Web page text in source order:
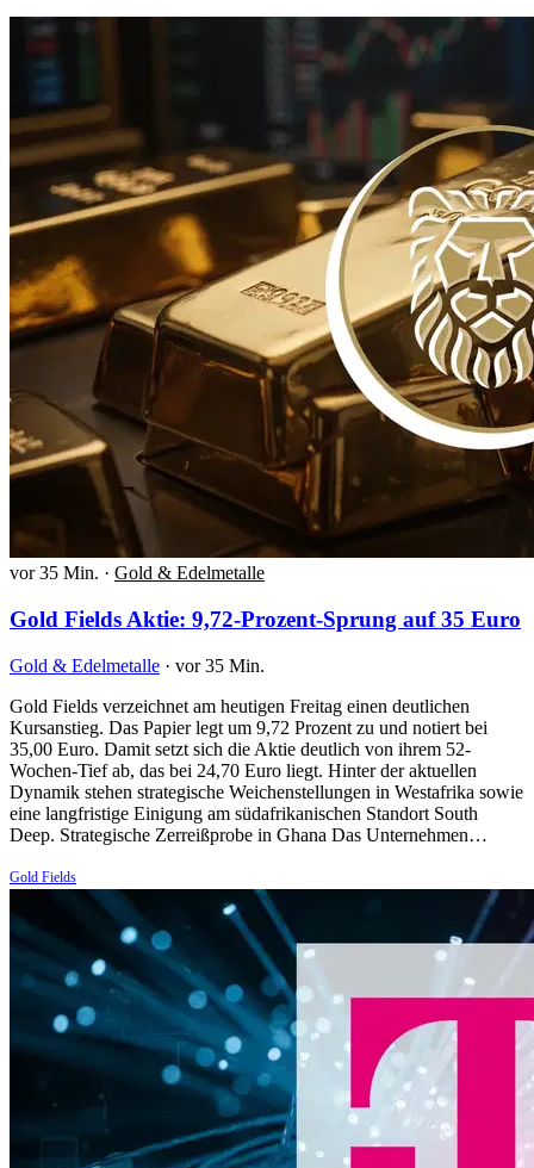
vor 35 Min. · Gold & Edelmetalle
Gold Fields Aktie: 9,72-Prozent-Sprung auf 35 Euro
Gold & Edelmetalle · vor 35 Min.
Gold Fields verzeichnet am heutigen Freitag einen deutlichen
Kursanstieg. Das Papier legt um 9,72 Prozent zu und notiert bei
35,00 Euro. Damit setzt sich die Aktie deutlich von ihrem 52-
Wochen-Tief ab, das bei 24,70 Euro liegt. Hinter der aktuellen
Dynamik stehen strategische Weichenstellungen in Westafrika sowie
eine langfristige Einigung am südafrikanischen Standort South
Deep. Strategische Zerreißprobe in Ghana Das Unternehmen…
Gold Fields